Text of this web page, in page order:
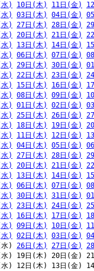
) 10日(木) 11日(金)
) 03日(木) 04日(金)
) 27日(木) 28日(金)
) 20日(木) 21日(金)
) 13日(木) 14日(金)
) 06日(木) 07日(金)
) 29日(木) 30日(金)
) 22日(木) 23日(金)
) 15日(木) 16日(金)
) 08日(木) 09日(金)
) 01日(木) 02日(金)
) 25日(木) 26日(金)
) 18日(木) 19日(金)
) 11日(木) 12日(金)
) 04日(木) 05日(金)
) 27日(木) 28日(金)
) 20日(木) 21日(金)
) 13日(木) 14日(金)
) 06日(木) 07日(金)
) 30日(木) 31日(金)
) 23日(木) 24日(金)
) 16日(木) 17日(金)
) 09日(木) 10日(金)
) 02日(木) 03日(金)
水) 26日(木) 27日(金)
水) 19日(木) 20日(金)
水) 12日(木) 13日(金)